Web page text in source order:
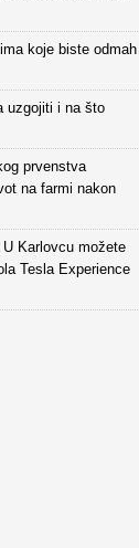
koje biste odmah
uzgojiti i na što
prvenstva
na farmi nakon
Karlovcu možete
Tesla Experience